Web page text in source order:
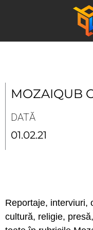
MOZAIQUB
DATĂ
01.02.21
Reportaje, interviuri,
cultură, religie,